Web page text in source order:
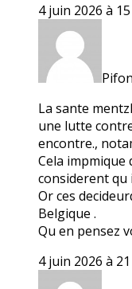
4 juin 2026 à
Pifon
La sante
une lutte
encontre.,
Cela impmique
considerent qu
Or ces
Belgique .
Qu en pensez
4 juin 2026 à